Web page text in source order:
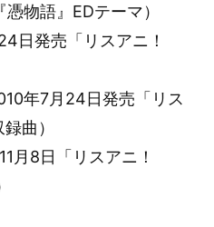
物語』EDテーマ）
日発売「リスアニ！
年7月24日発売「リス
曲）
月8日「リスアニ！